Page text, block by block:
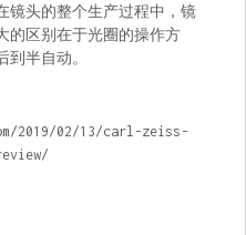
镜头的整个生产过程中，镜
的区别在于光圈的操作方
半自动。
2019/02/13/carl-zeiss-